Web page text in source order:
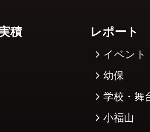
積 レポート
イベント
幼保
学校・舞
小福山